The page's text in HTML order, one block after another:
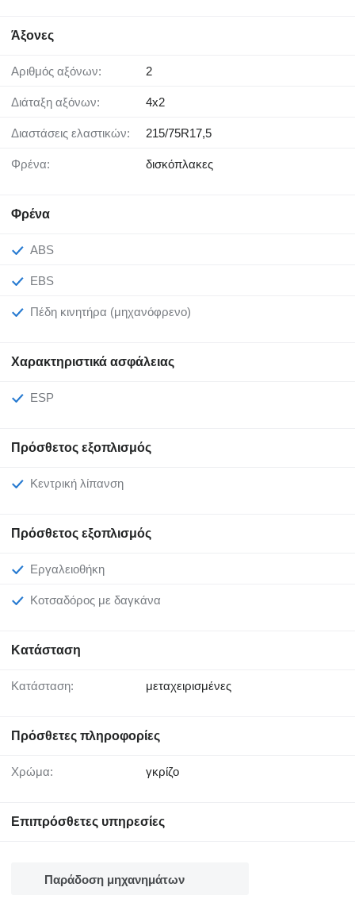
Άξονες
Αριθμός αξόνων: 2
Διάταξη αξόνων: 4x2
Διαστάσεις ελαστικών: 215/75R17,5
Φρένα: δισκόπλακες
Φρένα
ABS
EBS
Πέδη κινητήρα (μηχανόφρενο)
Χαρακτηριστικά ασφάλειας
ESP
Πρόσθετος εξοπλισμός
Κεντρική λίπανση
Πρόσθετος εξοπλισμός
Εργαλειοθήκη
Κοτσαδόρος με δαγκάνα
Κατάσταση
Κατάσταση: μεταχειρισμένες
Πρόσθετες πληροφορίες
Χρώμα: γκρίζο
Επιπρόσθετες υπηρεσίες
Παράδοση μηχανημάτων